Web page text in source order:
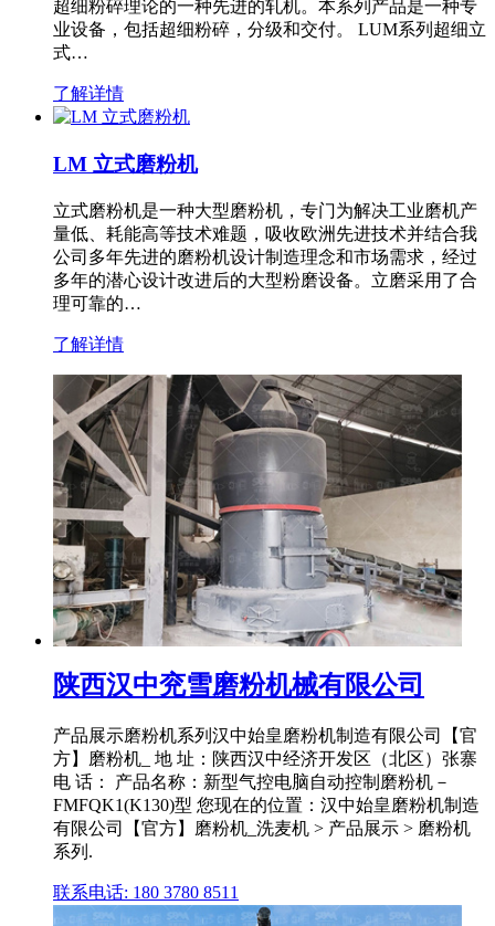
超细粉碎理论的一种先进的轧机。本系列产品是一种专
业设备，包括超细粉碎，分级和交付。 LUM系列超细立
式…
了解详情
LM 立式磨粉机
立式磨粉机是一种大型磨粉机，专门为解决工业磨机产
量低、耗能高等技术难题，吸收欧洲先进技术并结合我
公司多年先进的磨粉机设计制造理念和市场需求，经过
多年的潜心设计改进后的大型粉磨设备。立磨采用了合
理可靠的…
了解详情
陕西汉中兖雪磨粉机械有限公司
产品展示磨粉机系列汉中始皇磨粉机制造有限公司【官
方】磨粉机_ 地 址：陕西汉中经济开发区（北区）张寨
电 话： 产品名称：新型气控电脑自动控制磨粉机－
FMFQK1(K130)型 您现在的位置：汉中始皇磨粉机制造
有限公司【官方】磨粉机_洗麦机 > 产品展示 > 磨粉机
系列.
联系电话: 180 3780 8511